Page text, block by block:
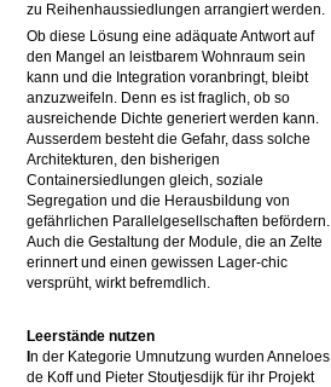
zu Reihenhaussiedlungen arrangiert werden.
Ob diese Lösung eine adäquate Antwort auf
den Mangel an leistbarem Wohnraum sein
kann und die Integration voranbringt, bleibt
anzuzweifeln. Denn es ist fraglich, ob so
ausreichende Dichte generiert werden kann.
Ausserdem besteht die Gefahr, dass solche
Architekturen, den bisherigen
Containersiedlungen gleich, soziale
Segregation und die Herausbildung von
gefährlichen Parallelgesellschaften befördern.
Auch die Gestaltung der Module, die an Zelte
erinnert und einen gewissen Lager-chic
versprüht, wirkt befremdlich.
Leerstände nutzen
In der Kategorie Umnutzung wurden Anneloes
de Koff und Pieter Stoutjesdijk für ihr Projekt